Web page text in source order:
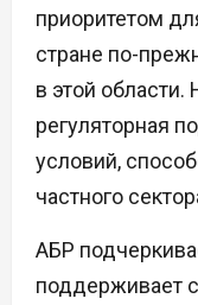
приоритетом
стране по-
в этой
регуляторная
условий,
частного
АБР
поддерживает